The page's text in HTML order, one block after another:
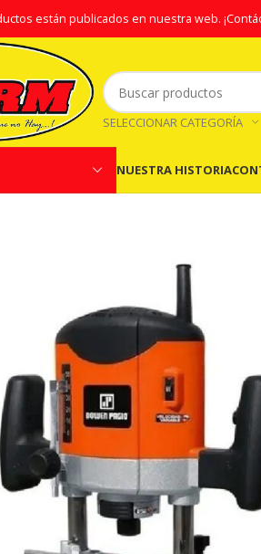
están publicados en nuestra web.
SELECCIONAR CATEGORÍA
NUESTRA HISTORIA